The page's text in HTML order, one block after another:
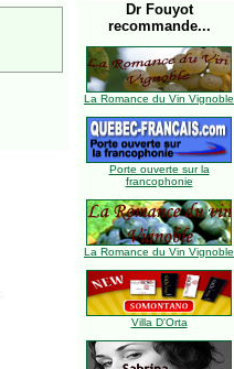
Dr Fouyot
recommande...
La Romance du Vin Vignoble
Porte ouverte sur la
francophonie
La Romance du Vin Vignoble
Villa D'Orta